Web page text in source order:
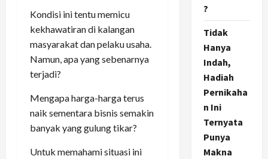
Kondisi ini tentu memicu
kekhawatiran di kalangan
masyarakat dan pelaku usaha.
Namun, apa yang sebenarnya
terjadi?
Mengapa harga-harga terus
naik sementara bisnis semakin
banyak yang gulung tikar?
Untuk memahami situasi ini
?
Tidak
Hanya
Indah,
Hadiah
Pernikaha
n Ini
Ternyata
Punya
Makna